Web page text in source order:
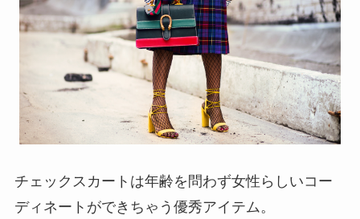
チェックスカートは年齢を問わず女性らしいコー
ディネートができちゃう優秀アイテム。